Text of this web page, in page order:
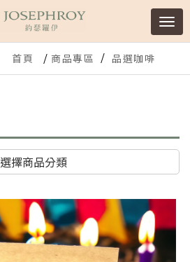
首頁 商品專區 品選咖啡
選擇商品分類